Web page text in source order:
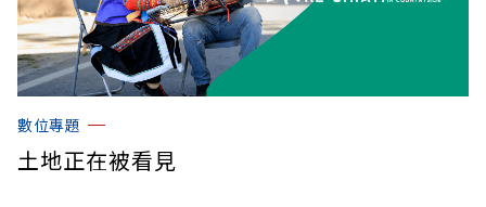
數位專題
土地正在被看見